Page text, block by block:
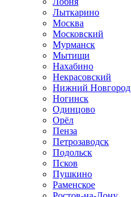
Лыткарино
Москва
Московский
Мурманск
Мытищи
Нахабино
Некрасовский
Нижний Новгород
Ногинск
Одинцово
Орёл
Пенза
Петрозаводск
Подольск
Псков
Пушкино
Раменское